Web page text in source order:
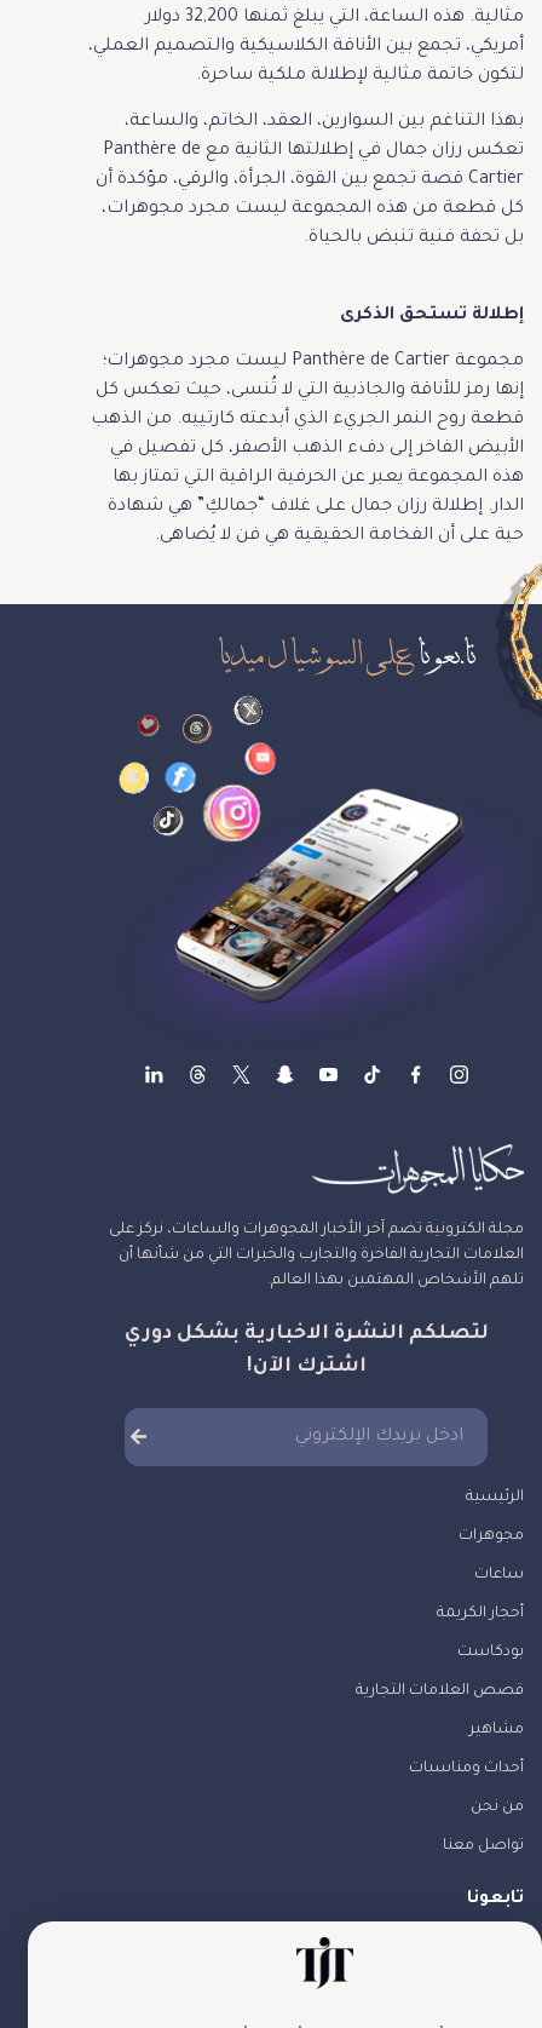
مثالية. هذه الساعة، التي يبلغ ثمنها 32,200 دولار
أمريكي، تجمع بين الأناقة الكلاسيكية والتصميم العملي،
لتكون خاتمة مثالية لإطلالة ملكية ساحرة.
بهذا التناغم بين السوارين، العقد، الخاتم، والساعة،
تعكس رزان جمال في إطلالتها الثانية مع Panthère de
Cartier قصة تجمع بين القوة، الجرأة، والرقي، مؤكدة أن
كل قطعة من هذه المجموعة ليست مجرد مجوهرات،
بل تحفة فنية تنبض بالحياة.
إطلالة تستحق الذكرى
مجموعة Panthère de Cartier ليست مجرد مجوهرات؛
إنها رمز للأناقة والجاذبية التي لا تُنسى، حيث تعكس كل
قطعة روح النمر الجريء الذي أبدعته كارتييه. من الذهب
الأبيض الفاخر إلى دفء الذهب الأصفر، كل تفصيل في
هذه المجموعة يعبر عن الحرفية الراقية التي تمتاز بها
الدار. إطلالة رزان جمال على غلاف “جمالكِ” هي شهادة
حية على أن الفخامة الحقيقية هي فن لا يُضاهى.
تابعوناعلى السوشيال ميديا
مجلة الكترونية تضم آخر الأخبار المجوهرات والساعات، نركز على
العلامات التجارية الفاخرة والتجارب والخبرات التي من شأنها أن
تلهم الأشخاص المهتمين بهذا العالم.
لتصلكم النشرة الاخبارية بشكل دوري
اشترك الآن!
الرئيسية
مجوهرات
ساعات
أحجار الكريمة
بودكاست
قصص العلامات التجارية
مشاهير
أحداث ومناسبات
من نحن
تواصل معنا
تابعونا